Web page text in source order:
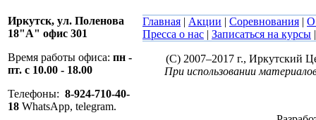
Иркутск, ул. Поленова
18"А" офис 301
Время работы офиса: пн -
пт. с 10.00 - 18.00
Телефоны: 8-924-710-40-
18 WhatsApp, telegram.
Главная | Акции | Соревнования | О
Пресса о нас | Записаться на курсы
(C) 2007–2017 г., Иркутский
При использовании